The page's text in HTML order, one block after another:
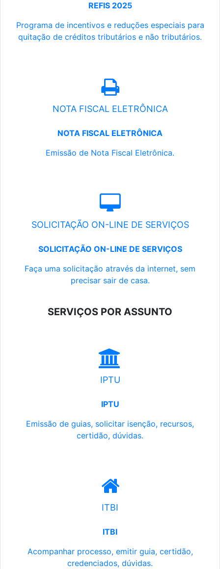
REFIS 2025
Programa de incentivos e reduções especiais para
quitação de créditos tributários e não tributários.
NOTA FISCAL ELETRÔNICA
NOTA FISCAL ELETRÔNICA
Emissão de Nota Fiscal Eletrônica.
SOLICITAÇÃO ON-LINE DE SERVIÇOS
SOLICITAÇÃO ON-LINE DE SERVIÇOS
Faça uma solicitação através da internet, sem
precisar sair de casa.
SERVIÇOS POR ASSUNTO
IPTU
IPTU
Emissão de guias, solicitar isenção, recursos,
certidão, dúvidas.
ITBI
ITBI
Acompanhar processo, emitir guia, certidão,
credenciados, dúvidas.